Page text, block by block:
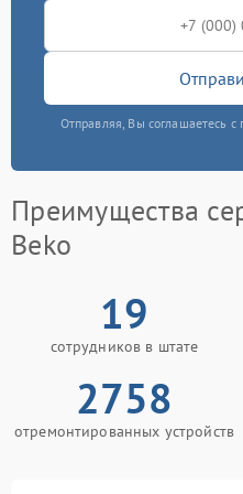
Отправляя, Вы соглашаетесь
Преимущества
Beko
19
сотрудников в штате
2758
отремонтированных устройств